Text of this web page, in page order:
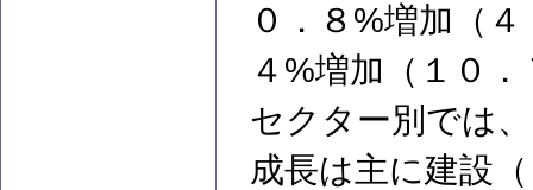
０．８%増加（
４%増加（１０
セクター別では、
成長は主に建設